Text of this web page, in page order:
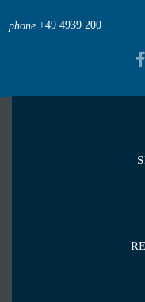
phone +49 4939 200
Strandcafé